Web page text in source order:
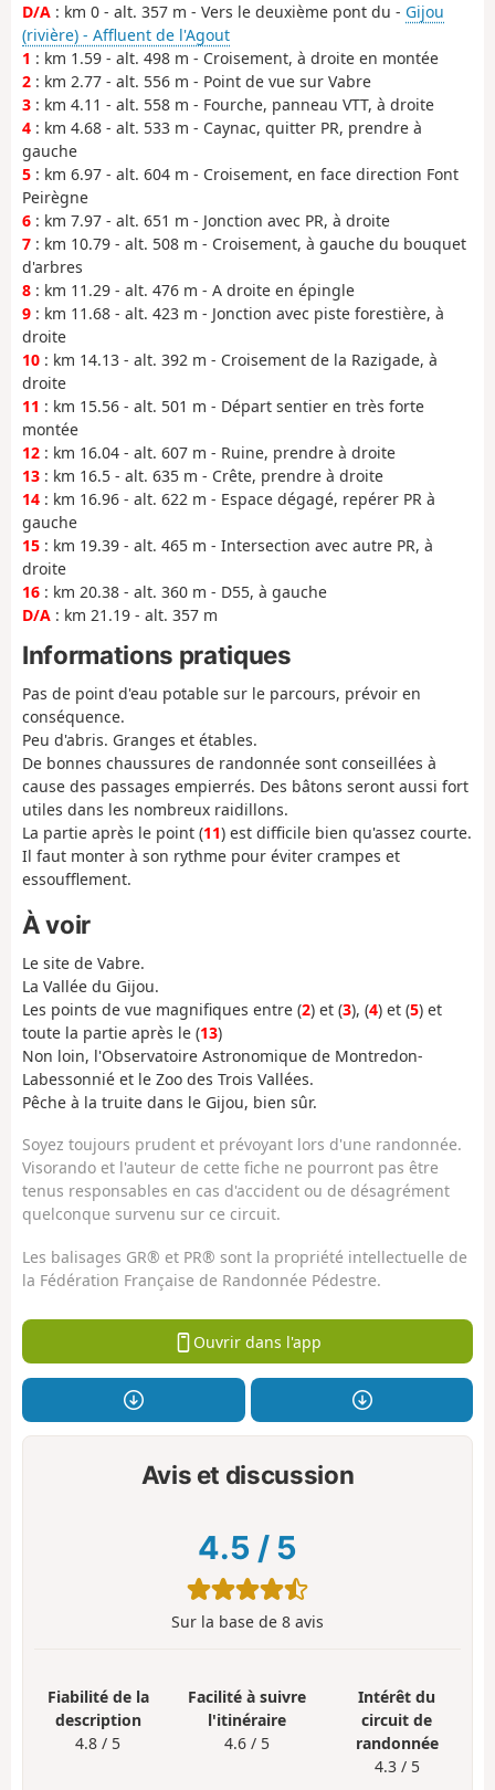
D/A : km 0 - alt. 357 m - Vers le deuxième pont du - Gijou
(rivière) - Affluent de l'Agout
1 : km 1.59 - alt. 498 m - Croisement, à droite en montée
2 : km 2.77 - alt. 556 m - Point de vue sur Vabre
3 : km 4.11 - alt. 558 m - Fourche, panneau VTT, à droite
4 : km 4.68 - alt. 533 m - Caynac, quitter PR, prendre à
gauche
5 : km 6.97 - alt. 604 m - Croisement, en face direction Font
Peirègne
6 : km 7.97 - alt. 651 m - Jonction avec PR, à droite
7 : km 10.79 - alt. 508 m - Croisement, à gauche du bouquet
d'arbres
8 : km 11.29 - alt. 476 m - A droite en épingle
9 : km 11.68 - alt. 423 m - Jonction avec piste forestière, à
droite
10 : km 14.13 - alt. 392 m - Croisement de la Razigade, à
droite
11 : km 15.56 - alt. 501 m - Départ sentier en très forte
montée
12 : km 16.04 - alt. 607 m - Ruine, prendre à droite
13 : km 16.5 - alt. 635 m - Crête, prendre à droite
14 : km 16.96 - alt. 622 m - Espace dégagé, repérer PR à
gauche
15 : km 19.39 - alt. 465 m - Intersection avec autre PR, à
droite
16 : km 20.38 - alt. 360 m - D55, à gauche
D/A : km 21.19 - alt. 357 m
Informations pratiques
Pas de point d'eau potable sur le parcours, prévoir en
conséquence.
Peu d'abris. Granges et étables.
De bonnes chaussures de randonnée sont conseillées à
cause des passages empierrés. Des bâtons seront aussi fort
utiles dans les nombreux raidillons.
La partie après le point (11) est difficile bien qu'assez courte.
Il faut monter à son rythme pour éviter crampes et
essoufflement.
À voir
Le site de Vabre.
La Vallée du Gijou.
Les points de vue magnifiques entre (2) et (3), (4) et (5) et
toute la partie après le (13)
Non loin, l'Observatoire Astronomique de Montredon-
Labessonnié et le Zoo des Trois Vallées.
Pêche à la truite dans le Gijou, bien sûr.
Soyez toujours prudent et prévoyant lors d'une randonnée.
Visorando et l'auteur de cette fiche ne pourront pas être
tenus responsables en cas d'accident ou de désagrément
quelconque survenu sur ce circuit.
Les balisages GR® et PR® sont la propriété intellectuelle de
la Fédération Française de Randonnée Pédestre.
Ouvrir dans l'app
Avis et discussion
4.5 / 5
Sur la base de 8 avis
Fiabilité de la
description
4.8 / 5
Facilité à suivre
l'itinéraire
4.6 / 5
Intérêt du
circuit de
randonnée
4.3 / 5